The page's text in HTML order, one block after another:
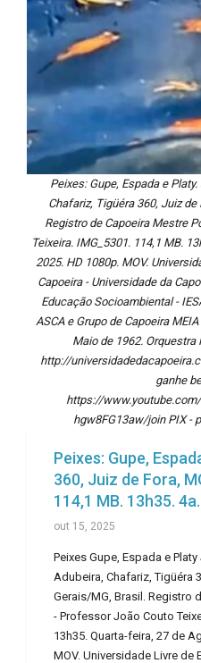
Peixes: Gupe, Espada e
Chafariz, Tigüéra 360, Juiz
Registro de Capoeira Mestre
Teixeira. IMG_5301. 114,1 MB.
2025. HD 1080p. MOV.
Capoeira - Universidade da
Educação Socioambiental -
ASCA e Grupo de Capoeira
Maio de 1962.
http://
ganhe
https://
hgw8FG13aw/join PIX -
Peixes: Gupe,
360, Juiz de Fora,
114,1 MB. 13h35.
out 15, 2025
Peixes Gupe, Espada e
Adubeira, Chafariz, Tigüéra
Gerais/MG, Brasil. Registro
- Professor João Couto
13h35. Quarta-feira, 27 de
MOV. Universidade Livre de